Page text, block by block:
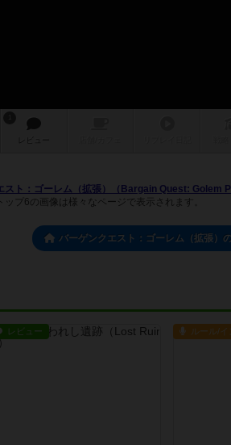
スト：ゴーレム（拡張）（Bargain Quest: Golem
プ6の画像は様々なページで表示されます。
バーゲンクエスト：ゴーレム（拡張）
レビュー ルール/イ